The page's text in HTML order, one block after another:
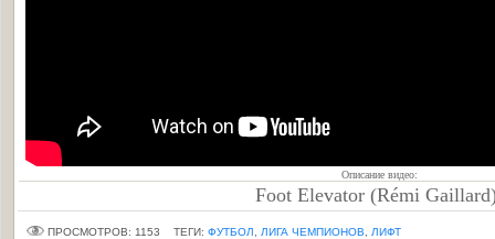
Описание видео:
Foot Elevator (Rémi
ПРОСМОТРОВ: 1153 ТЕГИ: ФУТБОЛ ЛИГА ЧЕМПИОНОВ ЛИФТ